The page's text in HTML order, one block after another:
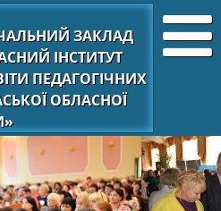
ЗАКЛАД
ІНСТИТУТ
ПЕДАГОГІЧНИХ
ОБЛАСНОЇ